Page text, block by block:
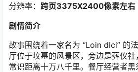
分辨率： 跨页3375X2400像素左右
剧情简介
故事围绕着一家名为 “Loin dlci” 的
厅位于坟墓的风景区，旁边是葬仪
常识距离十万八千里。餐厅经营者